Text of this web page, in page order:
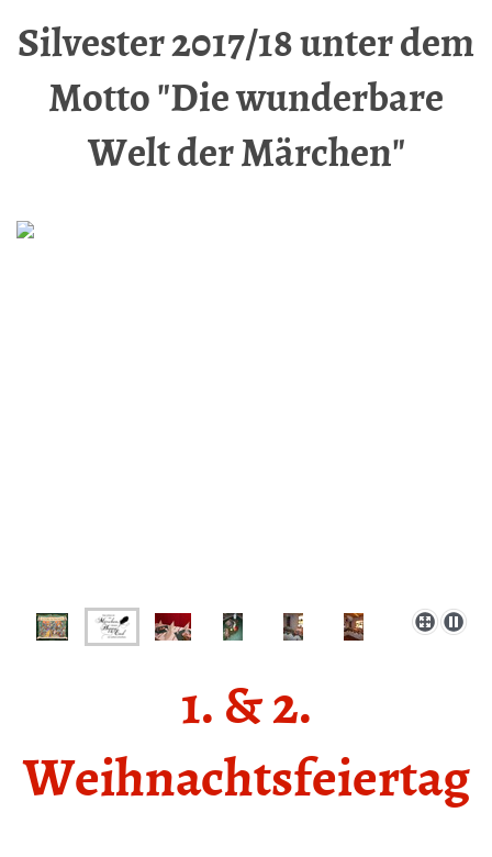
Silvester 2017/18 unter dem
Motto "Die wunderbare
Welt der Märchen"
1. & 2.
Weihnachtsfeiertag